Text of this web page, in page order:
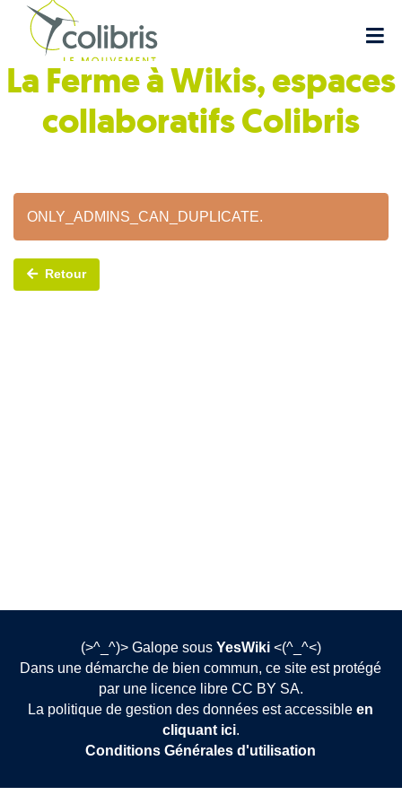
La Ferme à Wikis, espaces
collaboratifsColibris
ONLY_ADMINS_CAN_DUPLICATE.
Retour
(>^_^)> Galope sous YesWiki <(^_^<)
Dans une démarche de bien commun, ce site est protégé
par une licence libre CC BY SA.
La politique de gestion des données est accessibleen
cliquant ici.
Conditions Générales d'utilisation